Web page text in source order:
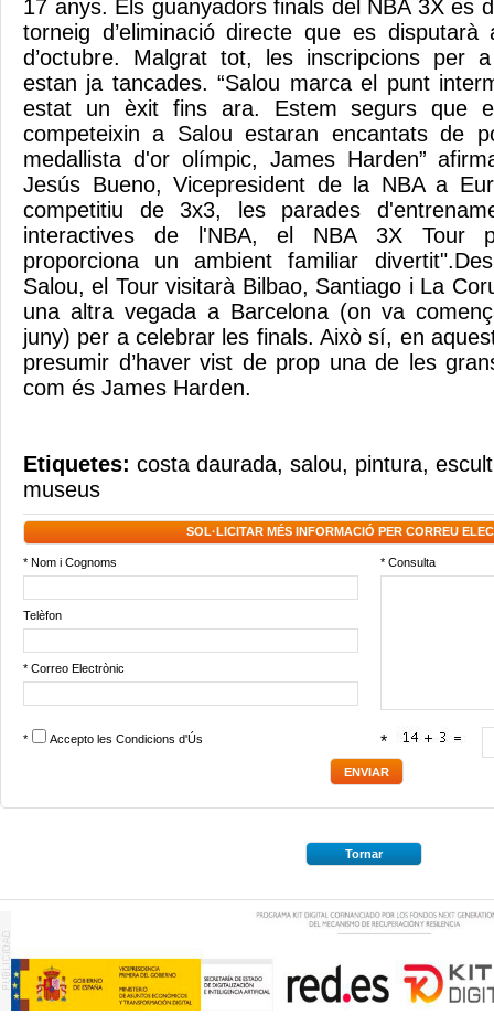
17 anys. Els guanyadors finals del NBA 3X es
torneig d’eliminació directe que es
d’octubre. Malgrat tot, les inscripcions per
estan ja tancades. “Salou marca el punt
estat un èxit fins ara. Estem segurs que
competeixin a Salou estaran encantats de
medallista d'or olímpic, James Harden”
Jesús Bueno, Vicepresident de la NBA a
competitiu de 3x3, les parades
interactives de l'NBA, el NBA 3X Tour
proporciona un ambient familiar
Salou, el Tour visitarà Bilbao, Santiago i La
una altra vegada a Barcelona (on va
juny) per a celebrar les finals. Això sí, en
presumir d’haver vist de prop una de les
com és James Harden.
Etiquetes: costa daurada, salou, pintura,
museus
SOL·LICITAR MÉS INFORMACIÓ PER CORREU
* Nom i Cognoms * Consulta
Telèfon
* Correo Electrònic
* Accepto les Condicions d'Ús *
Tornar